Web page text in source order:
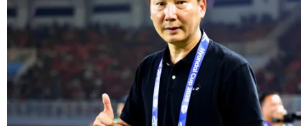
Làm giàu từ cây na ở vùng cao tại
Ninh Bình
06/08/2026 02:50